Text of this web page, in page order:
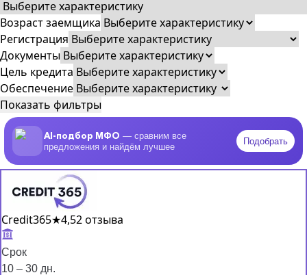
Возраст заемщика
Регистрация
Документы
Цель кредита
Обеспечение
Показать фильтры
AI-подбор МФО — сравним все
предложения и найдём лучшее
Подобрать
Credit365★4,52 отзыва
Срок
10 – 30 дн.